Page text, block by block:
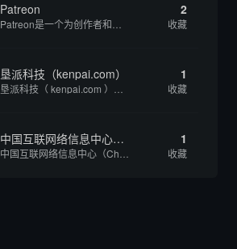
Patreon 2
收藏
垦派科技（kenpai.com） 1
收藏
中国互联网络信息中心（CNNIC） 1
收藏